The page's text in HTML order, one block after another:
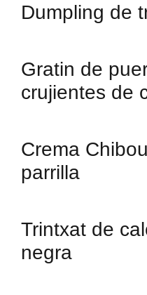
Dumpling de
Gratin de
crujientes de
Crema
parrilla
Trintxat de
negra